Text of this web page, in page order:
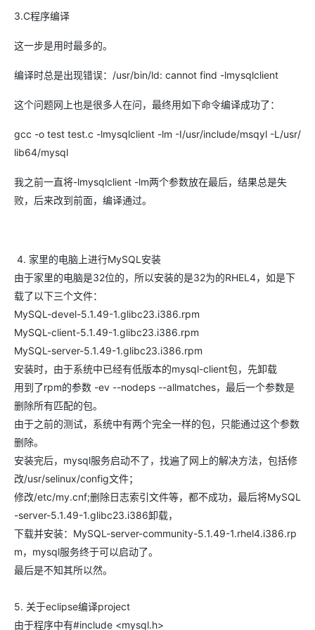
3.C程序编译
这一步是用时最多的。
编译时总是出现错误：/usr/bin/ld: cannot find -lmysqlclient
这个问题网上也是很多人在问，最终用如下命令编译成功了：
gcc -o test test.c -lmysqlclient -lm -I/usr/include/msqyl -L/usr/
lib64/mysql
我之前一直将-lmysqlclient -lm两个参数放在最后，结果总是失
败，后来改到前面，编译通过。
4. 家里的电脑上进行MySQL安装
由于家里的电脑是32位的，所以安装的是32为的RHEL4，如是下
载了以下三个文件：
MySQL-devel-5.1.49-1.glibc23.i386.rpm
MySQL-client-5.1.49-1.glibc23.i386.rpm
MySQL-server-5.1.49-1.glibc23.i386.rpm
安装时，由于系统中已经有低版本的mysql-client包，先卸载
用到了rpm的参数 -ev --nodeps --allmatches，最后一个参数是
删除所有匹配的包。
由于之前的测试，系统中有两个完全一样的包，只能通过这个参数
删除。
安装完后，mysql服务启动不了，找遍了网上的解决方法，包括修
改/usr/selinux/config文件；
修改/etc/my.cnf;删除日志索引文件等，都不成功，最后将MySQL
-server-5.1.49-1.glibc23.i386卸载，
下载并安装：MySQL-server-community-5.1.49-1.rhel4.i386.rp
m，mysql服务终于可以启动了。
最后是不知其所以然。
5. 关于eclipse编译project
由于程序中有#include <mysql.h>